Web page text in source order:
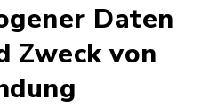
Daten
Zweck von